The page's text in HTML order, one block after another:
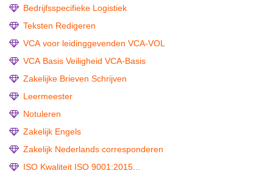
Bedrijfsspecifieke Logistiek
Teksten Redigeren
VCA voor leidinggevenden VCA-VOL
VCA Basis Veiligheid VCA-Basis
Zakelijke Brieven Schrijven
Leermeester
Notuleren
Zakelijk Engels
Zakelijk Nederlands corresponderen
ISO Kwaliteit ISO 9001:2015...